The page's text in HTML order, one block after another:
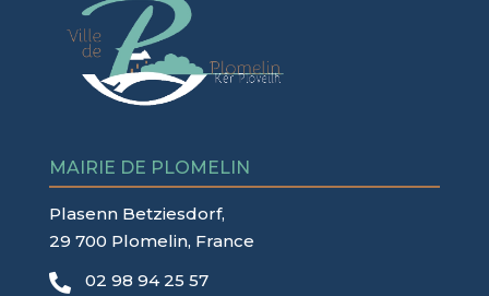
MAIRIE DE PLOMELIN
Plasenn Betziesdorf,
29 700 Plomelin, France
 02 98 94 25 57